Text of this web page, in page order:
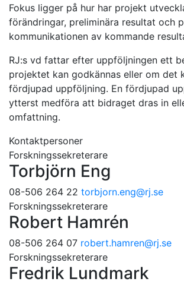
Fokus ligger på hur har projekt
förändringar, preliminära resultat och
kommunikationen av kommande
RJ:s vd fattar efter uppföljningen ett
projektet kan godkännas eller om det
fördjupad uppföljning. En fördjupad
ytterst medföra att bidraget dras in
omfattning.
Kontaktpersoner
Forskningssekreterare
Torbjörn Eng
08-506 264 22 torbjorn.eng@rj.se
Forskningssekreterare
Robert Hamrén
08-506 264 07 robert.hamren@rj.se
Forskningssekreterare
Fredrik Lundmark